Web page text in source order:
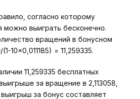
согласно которому
выиграть бесконечно.
вращений в бонусном
10×0,011185) = 11,259335.
11,259335 бесплатных
за вращение в 2,113058,
за бонус составляет